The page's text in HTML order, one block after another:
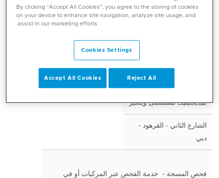
فحص المسحة - متوفرة على مدار الساعة طوال أيام
المجموعات - الحجز المسبق ضروري
ميديكلينيك مستشفى ويلكير
الشارع الثاني - القرهود -
دبي
فحص المسحة - خدمة الفحص عبر المركبات أو في
By clicking “Accept All Cookies”, you agree to the storing of cookies
on your device to enhance site navigation, analyze site usage, and
assist in our marketing efforts.
Cookies Settings
Reject All
Accept All Cookies